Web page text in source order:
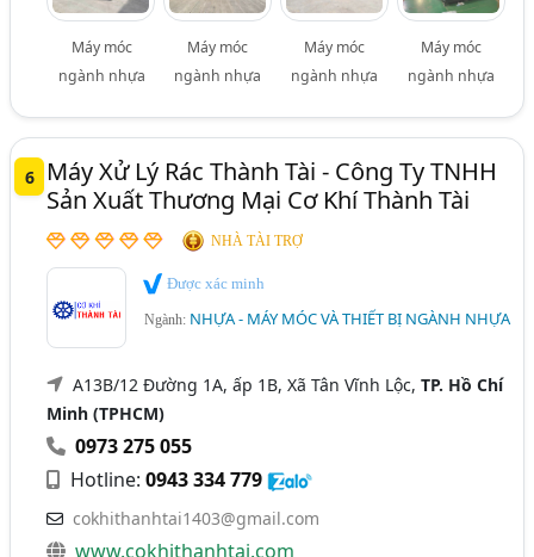
Máy móc
ngành nhựa
Máy móc
ngành nhựa
Máy móc
ngành nhựa
Máy móc
ngành nhựa
6
Máy Xử Lý Rác Thành Tài - Công Ty TNHH
Sản Xuất Thương Mại Cơ Khí Thành Tài
NHÀ TÀI TRỢ
Được xác minh
Ngành: NHỰA - MÁY MÓC VÀ THIẾT BỊ NGÀNH NHỰA
A13B/12 Đường 1A, ấp 1B, Xã Tân Vĩnh Lộc,TP. Hồ Chí
Minh (TPHCM)
0973 275 055
Hotline:0943 334 779
cokhithanhtai1403@gmail.com
www.cokhithanhtai.com